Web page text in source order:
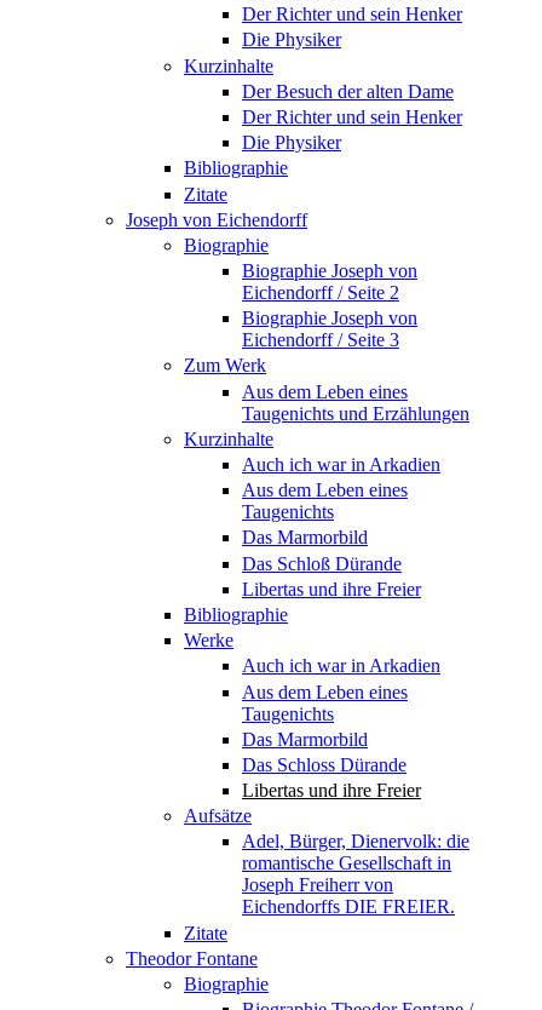
Der Richter und sein Henker
Die Physiker
Kurzinhalte
Der Besuch der alten Dame
Der Richter und sein Henker
Die Physiker
Bibliographie
Zitate
Joseph von Eichendorff
Biographie
Biographie Joseph von
Eichendorff / Seite 2
Biographie Joseph von
Eichendorff / Seite 3
Zum Werk
Aus dem Leben eines
Taugenichts und Erzählungen
Kurzinhalte
Auch ich war in Arkadien
Aus dem Leben eines
Taugenichts
Das Marmorbild
Das Schloß Dürande
Libertas und ihre Freier
Bibliographie
Werke
Auch ich war in Arkadien
Aus dem Leben eines
Taugenichts
Das Marmorbild
Das Schloss Dürande
Libertas und ihre Freier
Aufsätze
Adel, Bürger, Dienervolk: die
romantische Gesellschaft in
Joseph Freiherr von
Eichendorffs DIE FREIER.
Zitate
Theodor Fontane
Biographie